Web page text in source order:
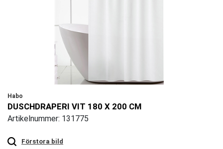
Habo
DUSCHDRAPERI VIT 180 X 200 CM
Artikelnummer: 131775
Förstora bild
zoom